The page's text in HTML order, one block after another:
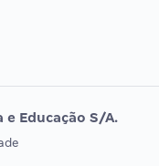
DE ORDEM
e Educação S/A.